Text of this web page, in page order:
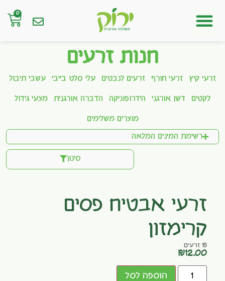
0
חנות זרעים
זרעי קיץ זרעי חורף זרעים לנבטים עלי סלט בייבי עשבי תיבול
לקטים דשן אורגני הידרופוניקה הדברה אורגנית מצעי גידול
מוצרים משלימים
רשימת המינים המלאה
סינון
זרעי אבטיח פסים
קרימזון
15 זרעים
₪12.00
הוספה לסל